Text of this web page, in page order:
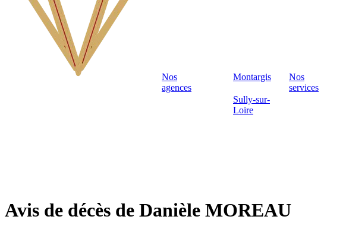
Nos
agences
Montargis
Sully-sur-
Loire
Nos
services
Avis de décès de Danièle MOREAU